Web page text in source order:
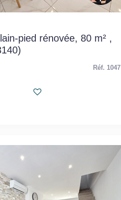
pied rénovée, 80 m² ,
Réf. 1047